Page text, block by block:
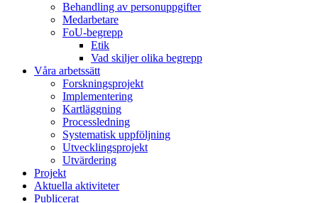
Behandling av personuppgifter
Medarbetare
FoU-begrepp
Etik
Vad skiljer olika begrepp
Våra arbetssätt
Forskningsprojekt
Implementering
Kartläggning
Processledning
Systematisk uppföljning
Utvecklingsprojekt
Utvärdering
Projekt
Aktuella aktiviteter
Publicerat